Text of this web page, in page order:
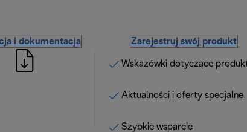
i dokumentacja Zarejestruj swój produkt
Wskazówki dotyczące
Aktualności i oferty specjalne
Szybkie wsparcie